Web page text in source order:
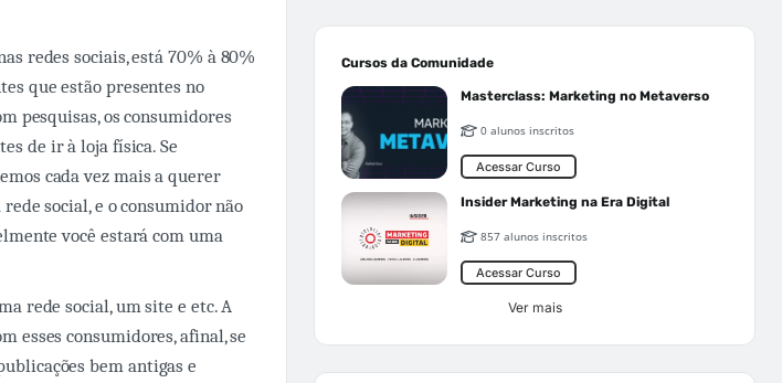
redes sociais, está 70% à 80%
que estão presentes no
pesquisas, os consumidores
de ir à loja física. Se
cada vez mais a querer
social, e o consumidor não
você estará com uma
rede social, um site e etc. A
esses consumidores, afinal, se
bem antigas e
Cursos da Comunidade
Masterclass: Marketing no Metaverso
0 alunos inscritos
Acessar Curso
Insider Marketing na Era Digital
857 alunos inscritos
Acessar Curso
Ver mais